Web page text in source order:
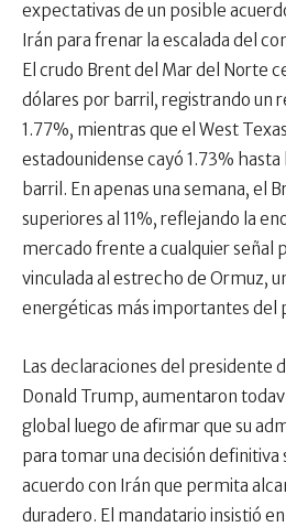
expectativas de un posible
Irán para frenar la escalada del
El crudo Brent del Mar del Norte
dólares por barril, registrando un
1.77%, mientras que el West
estadounidense cayó 1.73%
barril. En apenas una semana, el
superiores al 11%, reflejando la
mercado frente a cualquier señal
vinculada al estrecho de Ormuz,
energéticas más importantes del
Las declaraciones del presidente
Donald Trump, aumentaron
global luego de afirmar que su
para tomar una decisión definitiva
acuerdo con Irán que permita
duradero. El mandatario insistió